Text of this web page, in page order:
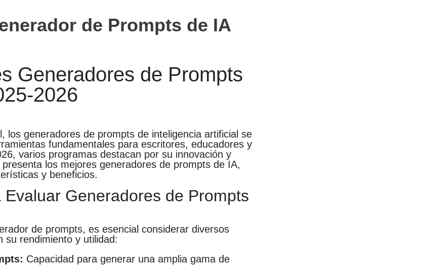
de Prompts de IA
Generadores de Prompts
2026
los generadores de prompts de inteligencia artificial se
fundamentales para escritores, educadores y
varios programas destacan por su innovación y
los mejores generadores de prompts de IA,
y beneficios.
Generadores de Prompts
de prompts, es esencial considerar diversos
su rendimiento y utilidad:
Capacidad para generar una amplia gama de